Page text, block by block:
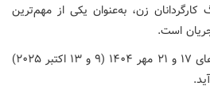
زن، به‌عنوان یکی از مهم‌ترین
است.
فیلم کوتاه «سفر» نیز در روزهای ۱۷ و ۲۱ مهر ۱۴۰۴ (۹ و ۱۳ اکتبر ۲۰۲۵)